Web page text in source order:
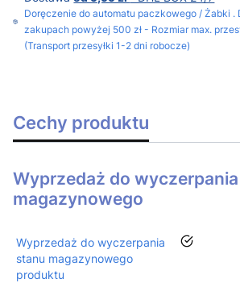
Doręczenie do automatu paczkowego / Żabki .
zakupach powyżej 500 zł - Rozmiar max.
(Transport przesyłki 1-2 dni robocze)
Cechy produktu
Wyprzedaż do
magazynowego
Wyprzedaż do wyczerpania
stanu magazynowego
produktu
tak